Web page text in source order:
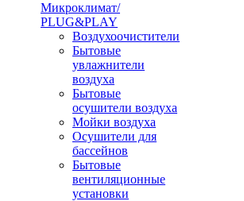
Микроклимат/
PLUG&PLAY
Воздухоочистители
Бытовые
увлажнители
воздуха
Бытовые
осушители воздуха
Мойки воздуха
Осушители для
бассейнов
Бытовые
вентиляционные
установки